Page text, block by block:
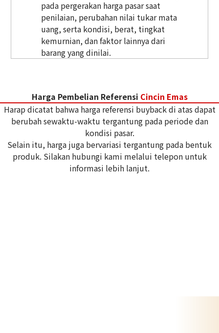
pada pergerakan harga pasar saat
penilaian, perubahan nilai tukar mata
uang, serta kondisi, berat, tingkat
kemurnian, dan faktor lainnya dari
barang yang dinilai.
Harga Pembelian Referensi Cincin Emas
Harap dicatat bahwa harga referensi buyback di atas dapat
berubah sewaktu-waktu tergantung pada periode dan
kondisi pasar.
Selain itu, harga juga bervariasi tergantung pada bentuk
produk. Silakan hubungi kami melalui telepon untuk
informasi lebih lanjut.